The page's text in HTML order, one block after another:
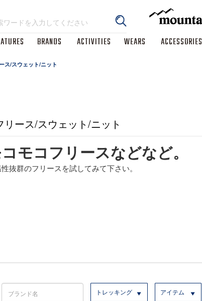
BRANDS ACTIVITIES WEARS ACCESSORIES
ス/スウェット/ニット
リース/スウェット/ニット
モコフリースなどなど。
抜群のフリースを試してみて下さい。
トレッキング アイテム